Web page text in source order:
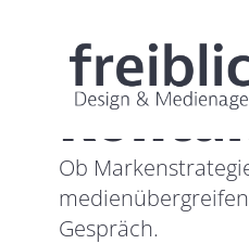
Ob
Gespräch.